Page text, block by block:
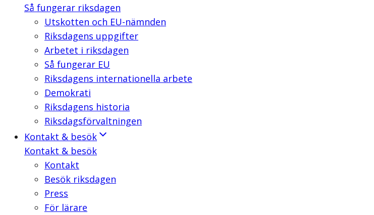
Så fungerar riksdagen
Utskotten och EU-nämnden
Riksdagens uppgifter
Arbetet i riksdagen
Så fungerar EU
Riksdagens internationella arbete
Demokrati
Riksdagens historia
Riksdagsförvaltningen
Kontakt & besök
Kontakt & besök
Kontakt
Besök riksdagen
Press
För lärare